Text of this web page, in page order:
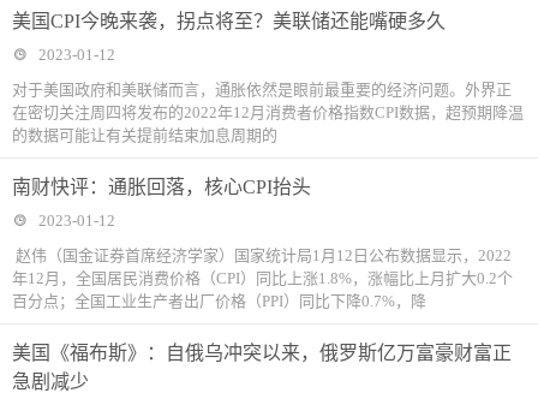
美国CPI今晚来袭，拐点将至？美联储还能嘴硬多久
2023-01-12
对于美国政府和美联储而言，通胀依然是眼前最重要的经济问题。外界正
在密切关注周四将发布的2022年12月消费者价格指数CPI数据，超预期降温
的数据可能让有关提前结束加息周期的
南财快评：通胀回落，核心CPI抬头
2023-01-12
赵伟（国金证券首席经济学家）国家统计局1月12日公布数据显示，2022
年12月，全国居民消费价格（CPI）同比上涨1.8%，涨幅比上月扩大0.2个
百分点；全国工业生产者出厂价格（PPI）同比下降0.7%，降
美国《福布斯》：自俄乌冲突以来，俄罗斯亿万富豪财富正
急剧减少